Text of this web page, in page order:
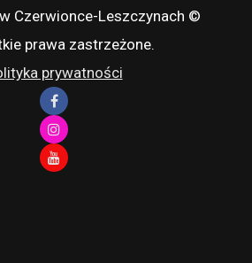
w Czerwionce-Leszczynach ©
prawa zastrzeżone.
prywatności